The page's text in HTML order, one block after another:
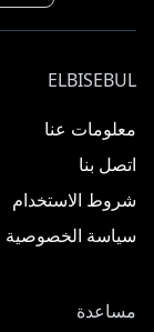
ELBISEBUL
معلومات عنا
اتصل بنا
شروط الاستخدام
سياسة الخصوصية
مساعدة